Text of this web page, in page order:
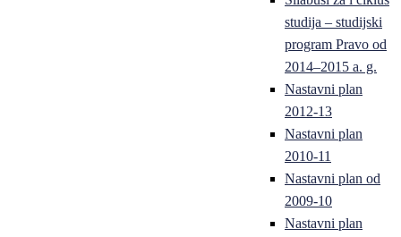
studija – studijski
program Pravo od
2014–2015 a. g.
Nastavni plan
2012-13
Nastavni plan
2010-11
Nastavni plan od
2009-10
Nastavni plan